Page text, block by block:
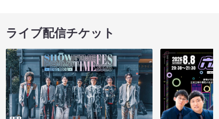
ライブ配信チケット